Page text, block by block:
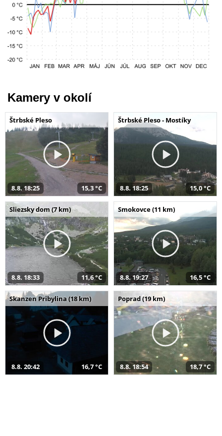
Kamery v okolí
Štrbské Pleso
8.8. 18:25 15,3 °C
Štrbské Pleso - Mostíky
8.8. 18:25 15,0 °C
Sliezsky dom (7 km)
8.8. 18:33 11,6 °C
Smokovce (11 km)
8.8. 19:27 16,5 °C
Skanzen Pribylina (18 km)
8.8. 20:42 16,7 °C
Poprad (19 km)
8.8. 18:54 18,7 °C